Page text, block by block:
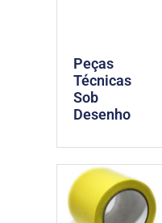
Peças
Técnicas
Sob
Desenho